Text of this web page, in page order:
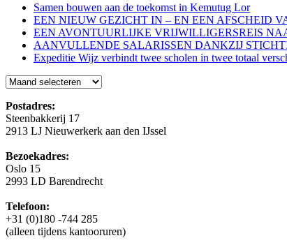
Samen bouwen aan de toekomst in Kemutug Lor
EEN NIEUW GEZICHT IN – EN EEN AFSCHEID
EEN AVONTUURLIJKE VRIJWILLIGERSREIS
AANVULLENDE SALARISSEN DANKZIJ
Expeditie Wijz verbindt twee scholen in twee totaal
Blog
Postadres:
Steenbakkerij 17
2913 LJ Nieuwerkerk aan den IJssel
Bezoekadres:
Oslo 15
2993 LD Barendrecht
Telefoon:
+31 (0)180 -744 285
(alleen tijdens kantooruren)